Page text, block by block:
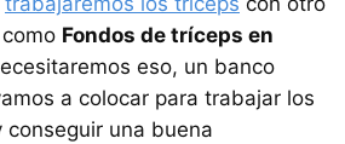
Fondos de tríceps en
eso, un banco
a colocar para trabajar los
conseguir una buena